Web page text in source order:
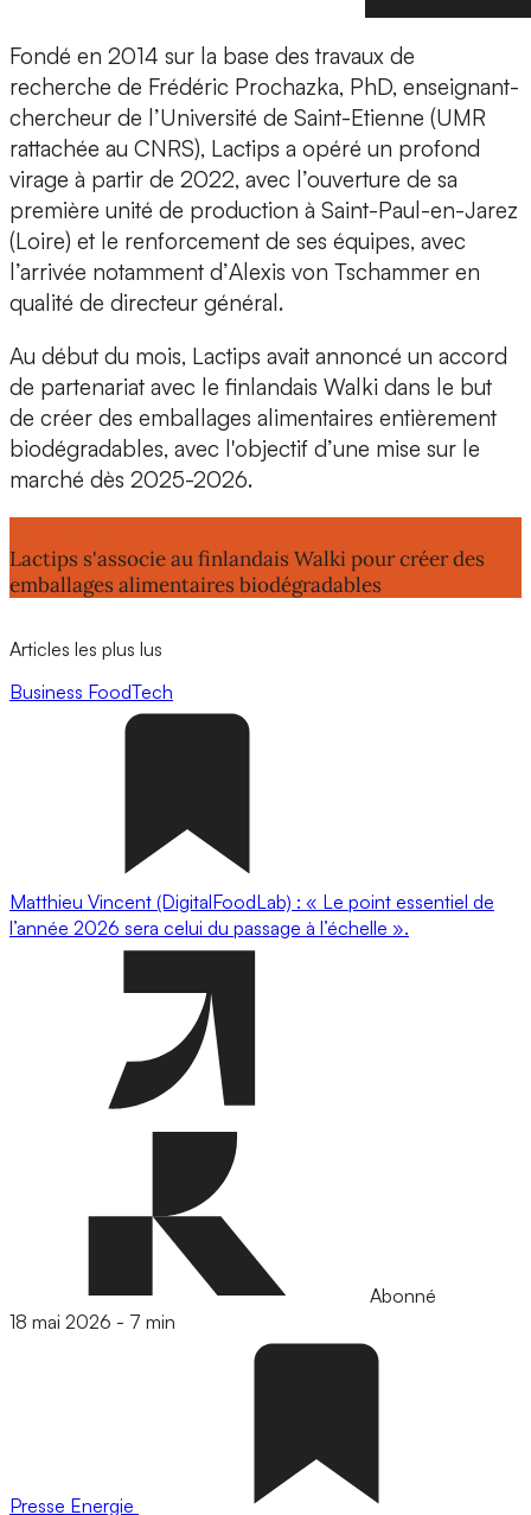
Fondé en 2014 sur la base des travaux de
recherche de Frédéric Prochazka, PhD, enseignant-
chercheur de l’Université de Saint-Etienne (UMR
rattachée au CNRS), Lactips a opéré un profond
virage à partir de 2022, avec l’ouverture de sa
première unité de production à Saint-Paul-en-Jarez
(Loire) et le renforcement de ses équipes, avec
l’arrivée notamment d’Alexis von Tschammer en
qualité de directeur général.
Au début du mois, Lactips avait annoncé un accord
de partenariat avec le finlandais Walki dans le but
de créer des emballages alimentaires entièrement
biodégradables, avec l'objectif d’une mise sur le
marché dès 2025-2026.
Lactips s'associe au finlandais Walki pour créer des
emballages alimentaires biodégradables
Articles les plus lus
Business FoodTech
Matthieu Vincent (DigitalFoodLab) : « Le point essentiel de
l’année 2026 sera celui du passage à l’échelle ».
Abonné
18 mai 2026 - 7 min
Presse Energie